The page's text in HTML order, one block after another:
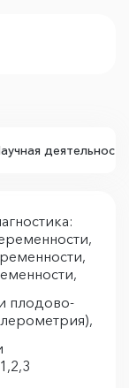
деятельность
плодово-